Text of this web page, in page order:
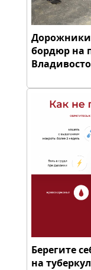
Дорожники
бордюр на
Берегите
на